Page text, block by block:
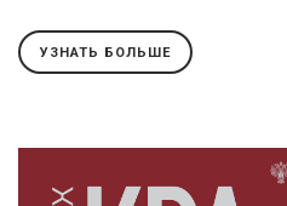
УЗНАТЬ БОЛЬШЕ